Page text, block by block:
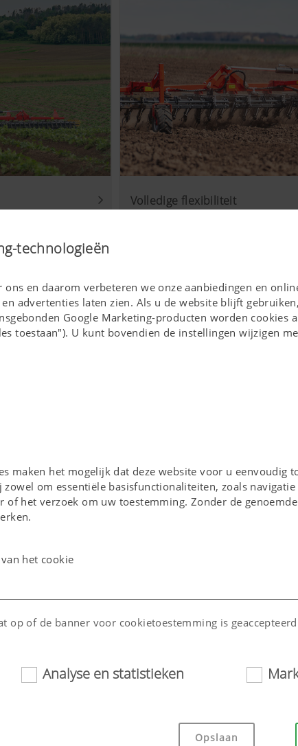
technologieën
en daarom verbeteren we onze aanbiedingen en
advertenties laten zien. Als u de website blijft
Google Marketing-producten worden cookies
toestaan"). U kunt bovendien de instellingen wijzigen
maken het mogelijk dat deze website voor u eenvoudig
om essentiële basisfunctionaliteiten, zoals
het verzoek om uw toestemming. Zonder de
het cookie
op of de banner voor cookietoestemming is
het land en de taal op die door de gebruiker zijn
Analyse en statistieken
Opslaan
Volledige flexibiliteit